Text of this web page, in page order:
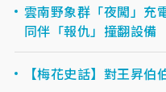
雲南野象群「夜闖」
同伴「報仇」撞翻設備
【梅花史話】對王昇伯